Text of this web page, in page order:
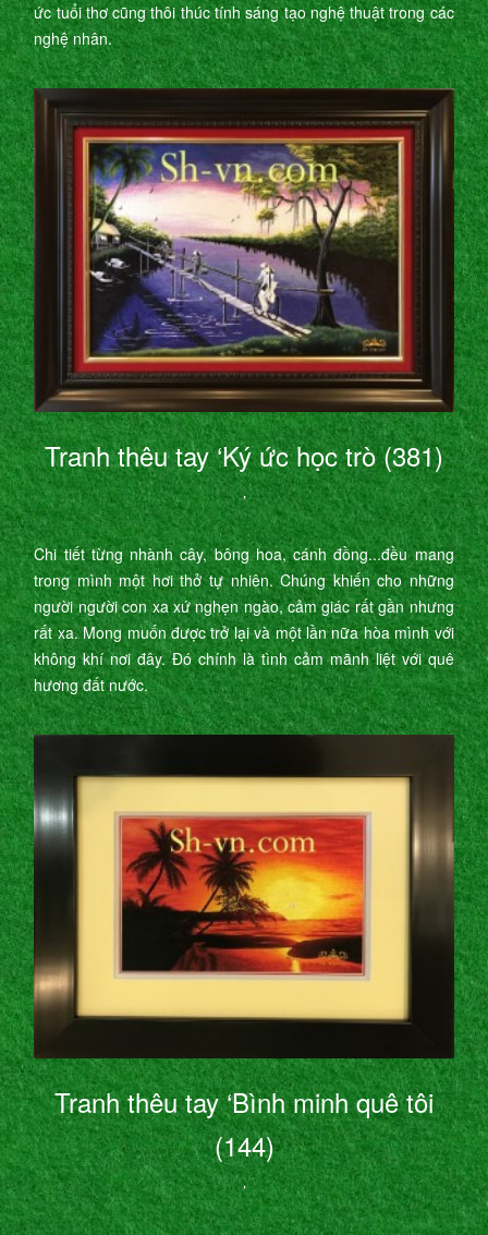
ức tuổi thơ cũng thôi thúc tính sáng tạo nghệ thuật trong các
nghệ nhân.
Tranh thêu tay ‘Ký ức học trò (381)
’
Chi tiết từng nhành cây, bông hoa, cánh đồng...đều mang
trong mình một hơi thở tự nhiên. Chúng khiến cho những
người người con xa xứ nghẹn ngào, cảm giác rất gần nhưng
rất xa. Mong muốn được trở lại và một lần nữa hòa mình với
không khí nơi đây. Đó chính là tình cảm mãnh liệt với quê
hương đất nước.
Tranh thêu tay ‘Bình minh quê tôi
(144)
’